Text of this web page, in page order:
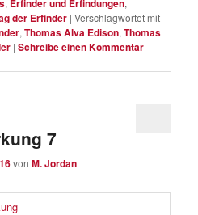
Erfinder und Erfindungen
der Erfinder |Verschlagwortet mit
,Thomas Alva Edison,Thomas
|Schreibe einen Kommentar
7
vonM. Jordan